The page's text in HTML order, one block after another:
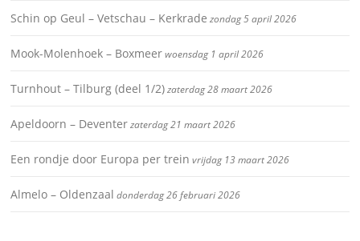
Schin op Geul – Vetschau – Kerkrade zondag 5 april 2026
Mook-Molenhoek – Boxmeerwoensdag 1 april 2026
Turnhout – Tilburg (deel 1/2)zaterdag 28 maart 2026
Apeldoorn – Deventerzaterdag 21 maart 2026
Een rondje door Europa per trein vrijdag 13 maart 2026
Almelo – Oldenzaal donderdag 26 februari 2026